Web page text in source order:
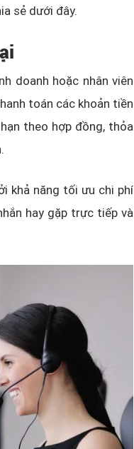
sẻ dưới đây.
doanh hoặc nhân viên
toán các khoản tiền
theo hợp đồng, thỏa
khả năng tối ưu chi phí
hay gặp trực tiếp và